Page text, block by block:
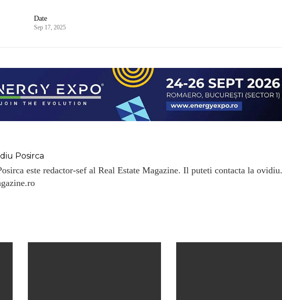
Date
Sep 17, 2025
Posirca
este redactor-sef al Real Estate Magazine. Il puteti contacta la